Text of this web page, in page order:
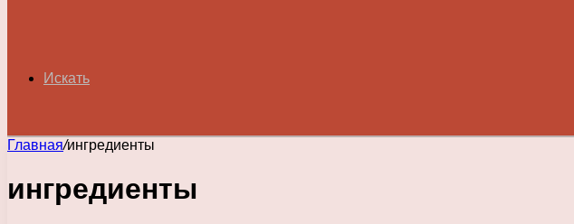
Искать
Главная/ингредиенты
ингредиенты